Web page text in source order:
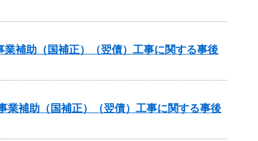
補助（国補正）（翌債）工事に関する事後
補助（国補正）（翌債）工事に関する事後